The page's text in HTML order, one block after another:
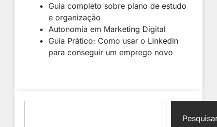
Guia completo sobre plano deestudo
e organização
Autonomia em Marketing Digital
Guia Prático: Como usar o LinkedIn
para conseguir um emprego novo